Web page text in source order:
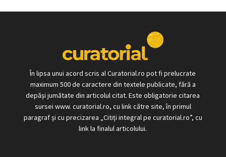
În lipsa unui acord scris al Curatorial.ro pot fi prelucrate
maximum 500 de caractere din textele publicate, fără a
depăși jumătate din articolul citat. Este obligatorie citarea
sursei www. curatorial.ro, cu link către site, în primul
paragraf și cu precizarea „Citiți integral pe curatorial.ro”, cu
link la finalul articolului.